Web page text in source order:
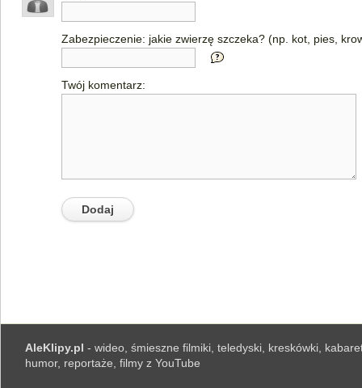
Zabezpieczenie: jakie zwierzę szczeka? (np. kot, pies,
Twój komentarz:
AleKlipy.pl - wideo, śmieszne filmiki, teledyski, kreskówki,
humor, reportaże, filmy z YouTube